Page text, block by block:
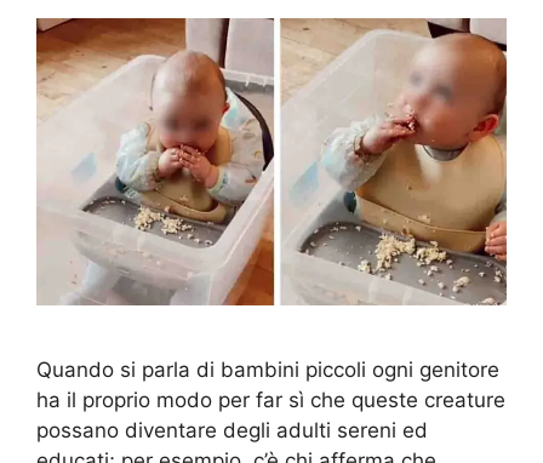
Quando si parla di bambini piccoli ogni genitore
ha il proprio modo per far sì che queste creature
possano diventare degli adulti sereni ed